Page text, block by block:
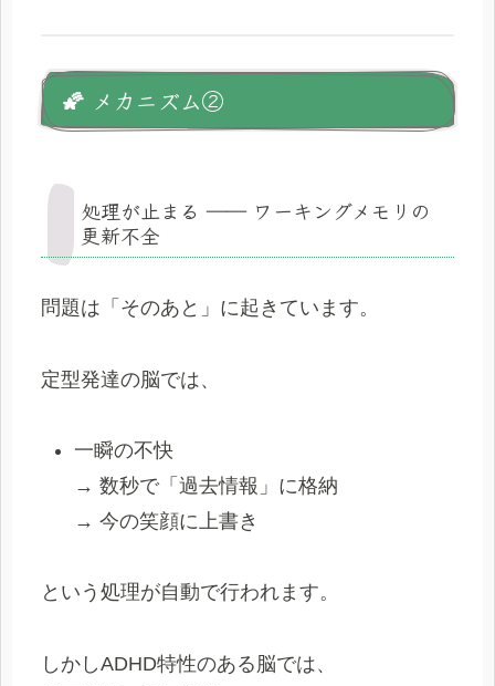
🌠 メカニズム②
処理が止まる ―― ワーキングメモリの
更新不全
問題は「そのあと」に起きています。
定型発達の脳では、
一瞬の不快
→ 数秒で「過去情報」に格納
→ 今の笑顔に上書き
という処理が自動で行われます。
しかしADHD特性のある脳では、